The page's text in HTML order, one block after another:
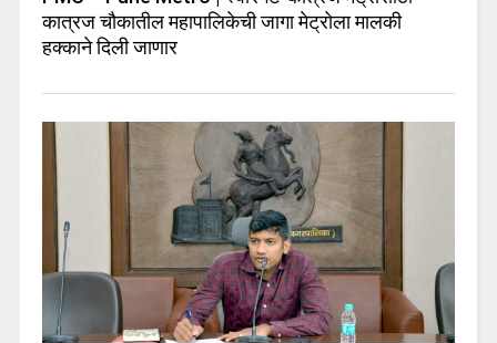
कात्रज चौकातील महापालिकेची जागा मेट्रोला मालकी
हक्काने दिली जाणार